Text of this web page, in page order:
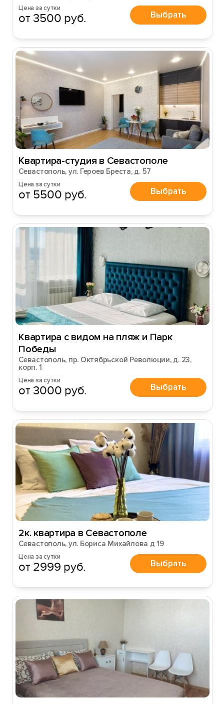
Цена за сутки
от 3500 руб. Выбрать
Квартира-студия в Севастополе
Севастополь, ул. Героев Бреста, д. 57
Цена за сутки
от 5500 руб. Выбрать
Квартира с видом на пляж и Паpк
Победы
Севастополь, пр. Октябрьской Революции, д. 23,
корп. 1
Цена за сутки
от 3000 руб. Выбрать
2к. квартира в Севастополе
Севастополь, ул. Бориса Михайлова д 19
Цена за сутки
от 2999 руб. Выбрать
Войти илиЗарегистрироваться
Войти
Войти с помощью